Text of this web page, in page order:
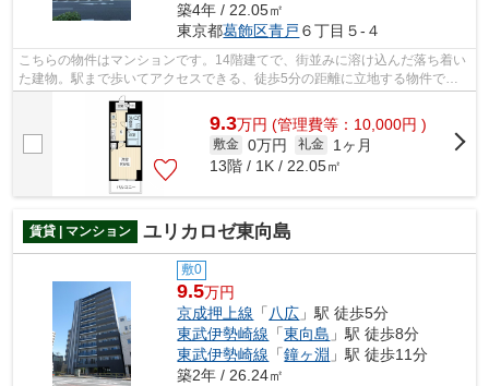
築4年 / 22.05㎡
東京都葛飾区青戸 ６丁目５-４
こちらの物件はマンションです。14階建てで、街並みに溶け込んだ落ち着い
た建物。駅まで歩いてアクセスできる、徒歩5分の距離に立地する物件で
す。初期費用をカードでお支払いいただけ...
9.3万円 (管理費等：10,000円 )
敷金 0万円 礼金
1ヶ月
13階 / 1K / 22.05㎡
賃貸 | マンション ユリカロゼ東向島
敷0
9.5万円
京成押上線 「 八広 」駅 徒歩5分
東武伊勢崎線 「東向島 」駅 徒歩8分
東武伊勢崎線 「鐘ヶ淵 」駅 徒歩11分
築2年 / 26.24㎡